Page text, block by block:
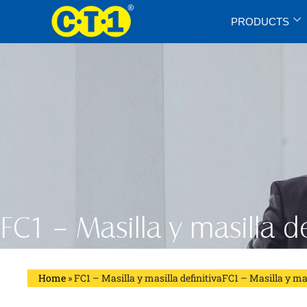
PRODUCTS
FC1 – Masilla y masilla
Home »FC1 – Masilla y masilla definitivaFC1 – Masilla y